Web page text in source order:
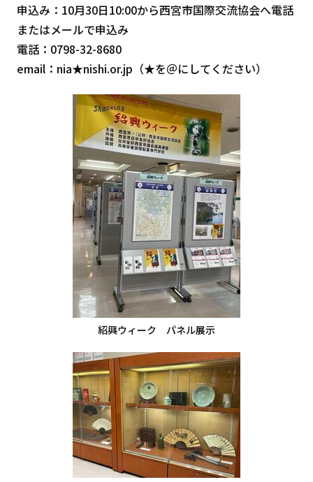
申込み：10月30日10:00から西宮市国際交流協会へ電話
またはメールで申込み
電話：0798-32-8680
email：nia★nishi.or.jp（★を＠にしてください）
紹興ウィーク パネル展示